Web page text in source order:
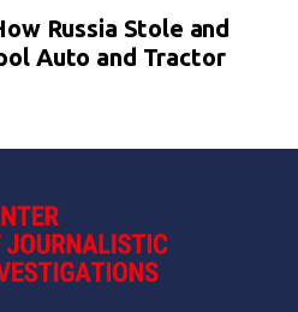
Russia Stole and
Auto and Tractor